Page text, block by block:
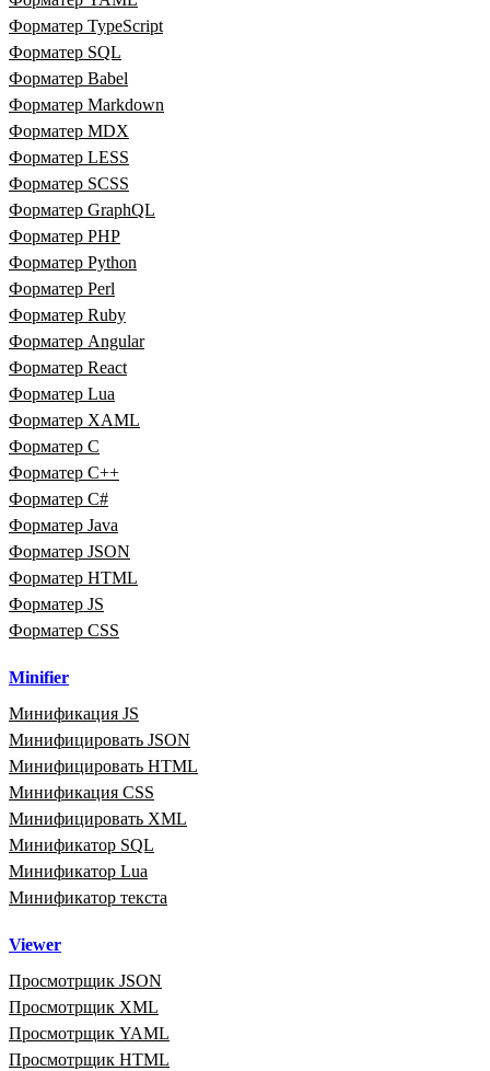
Форматер TypeScript
Форматер SQL
Форматер Babel
Форматер Markdown
Форматер MDX
Форматер LESS
Форматер SCSS
Форматер GraphQL
Форматер PHP
Форматер Python
Форматер Perl
Форматер Ruby
Форматер Angular
Форматер React
Форматер Lua
Форматер XAML
Форматер C
Форматер C++
Форматер C#
Форматер Java
Форматер JSON
Форматер HTML
Форматер JS
Форматер CSS
Minifier
Минификация JS
Минифицировать JSON
Минифицировать HTML
Минификация CSS
Минифицировать XML
Минификатор SQL
Минификатор Lua
Минификатор текста
Viewer
Просмотрщик JSON
Просмотрщик XML
Просмотрщик YAML
Просмотрщик HTML